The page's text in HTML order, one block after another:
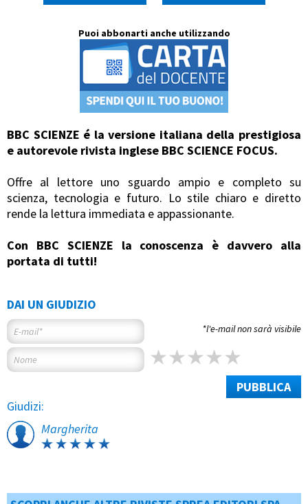
Puoi abbonarti anche utilizzando
BBC SCIENZE é la versione italiana della prestigiosa
e autorevole rivista inglese BBC SCIENCE FOCUS.
Offre al lettore uno sguardo ampio e completo su
scienza, tecnologia e futuro. Lo stile chiaro e diretto
rende la lettura immediata e appassionante.
Con BBC SCIENZE la conoscenza è davvero alla
portata di tutti!
DAI UN GIUDIZIO
*l'e-mail non sarà visibile
PUBBLICA
Giudizi:
Margherita